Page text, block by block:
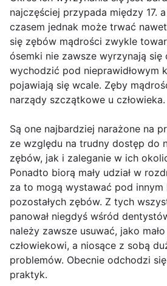
najczęściej przypada między 17.
czasem jednak może trwać
się zębów mądrości zwykle
ósemki nie zawsze wyrzynają się
wychodzić pod nieprawidłowym
pojawiają się wcale. Zęby
narządy szczątkowe u człowieka.
Są one najbardziej narażone na
ze względu na trudny dostęp do
zębów, jak i zaleganie w ich
Ponadto biorą mały udział w
za to mogą wystawać pod innym
pozostałych zębów. Z tych
panował niegdyś wśród
należy zawsze usuwać, jako
człowiekowi, a niosące z sobą
problemów. Obecnie odchodzi
praktyk.